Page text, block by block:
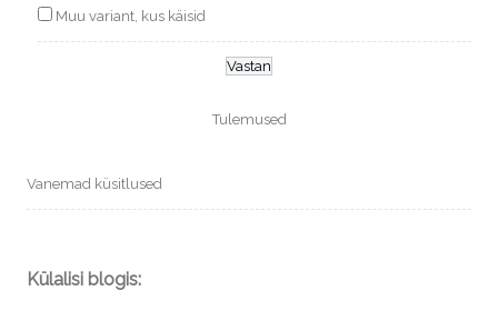
Muu variant, kus käisid
Tulemused
Vanemad küsitlused
Külalisi blogis: